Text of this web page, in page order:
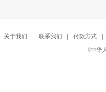
关于我们 | 联系我们 | 付款方式
|
《中